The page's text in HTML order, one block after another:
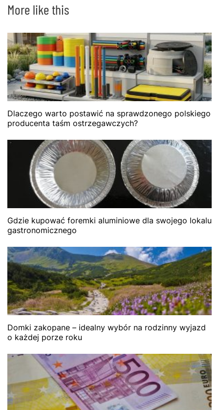
More like this
Dlaczego warto postawić na sprawdzonego polskiego
producenta taśm ostrzegawczych?
Gdzie kupować foremki aluminiowe dla swojego lokalu
gastronomicznego
Domki zakopane – idealny wybór na rodzinny wyjazd
o każdej porze roku